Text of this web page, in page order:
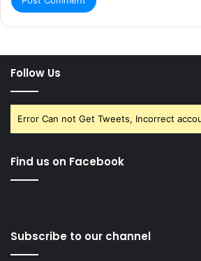
Follow Us
Error Can not Get Tweets, Incorrect
Find us on Facebook
Subscribe to our channel